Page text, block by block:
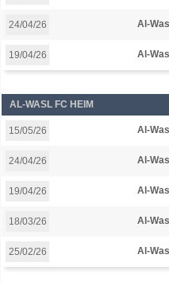
24/04/26 Al-
19/04/26 Al-
AL-WASL FC HEIM
15/05/26 Al-
24/04/26 Al-
19/04/26 Al-
18/03/26 Al-
25/02/26 Al-